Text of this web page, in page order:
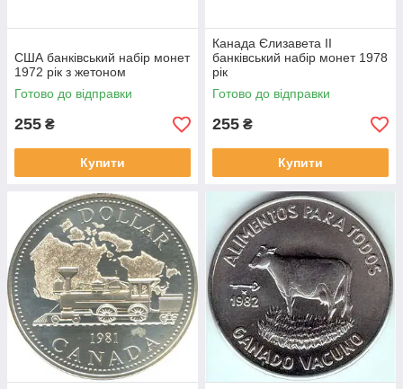
США банківський набір монет
1972 рік з жетоном
Готово до відправки
255 ₴
Купити
Канада Єлизавета II
банківський набір монет 1978
рік
Готово до відправки
255 ₴
Купити